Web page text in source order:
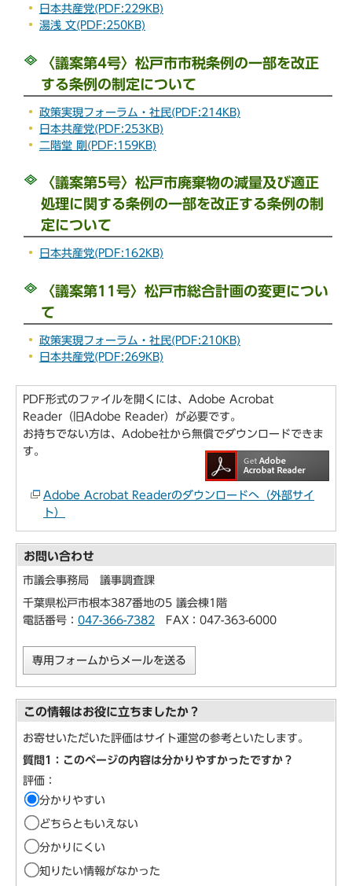
日本共産党(PDF:229KB)
湯浅 文(PDF:250KB)
〈議案第4号〉松戸市市税条例の一部を改正
する条例の制定について
政策実現フォーラム・社民(PDF:214KB)
日本共産党(PDF:253KB)
二階堂 剛(PDF:159KB)
〈議案第5号〉松戸市廃棄物の減量及び適正
処理に関する条例の一部を改正する条例の制
定について
日本共産党(PDF:162KB)
〈議案第11号〉松戸市総合計画の変更につい
て
政策実現フォーラム・社民(PDF:210KB)
日本共産党(PDF:269KB)
PDF形式のファイルを開くには、Adobe Acrobat
Reader（旧Adobe Reader）が必要です。
お持ちでない方は、Adobe社から無償でダウンロードできま
す。
Adobe Acrobat Readerのダウンロードへ（外部サイ
ト）
お問い合わせ
市議会事務局 議事調査課
千葉県松戸市根本387番地の5 議会棟1階
電話番号： 047-366-7382 FAX：047-363-6000
専用フォームからメールを送る
この情報はお役に立ちましたか？
お寄せいただいた評価はサイト運営の参考といたします。
質問1：このページの内容は分かりやすかったですか？
評価：
分かりやすい
どちらともいえない
分かりにくい
知りたい情報がなかった